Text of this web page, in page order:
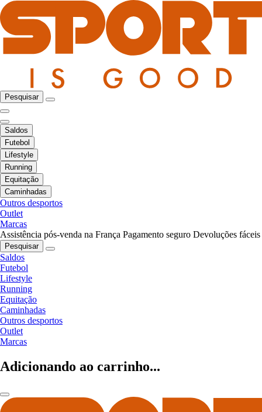
Pesquisar
Saldos
Futebol
Lifestyle
Running
Equitação
Caminhadas
Outros desportos
Outlet
Marcas
Assistência pós-venda na França Pagamento seguro Devoluções fáceis
Pesquisar
Saldos
Futebol
Lifestyle
Running
Equitação
Caminhadas
Outros desportos
Outlet
Marcas
Adicionando ao carrinho...